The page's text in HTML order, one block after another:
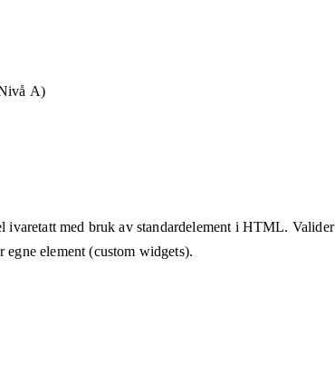
A)
med bruk av standardelement i HTML.
element (custom widgets).